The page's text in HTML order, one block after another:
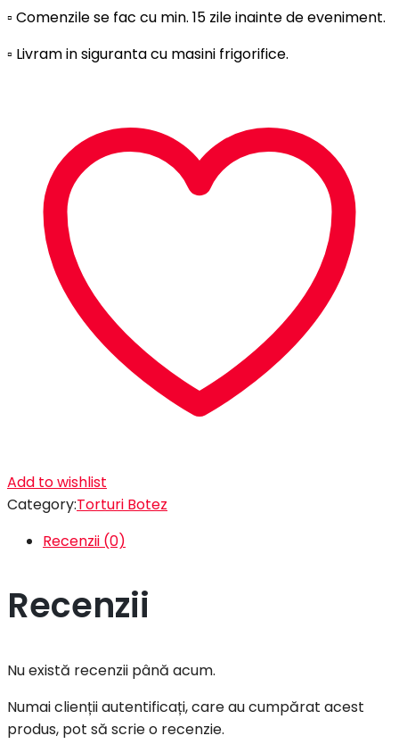
▫️ Comenzile se fac cu min. 15 zile inainte de eveniment.
▫️ Livram in siguranta cu masini frigorifice.
Add to wishlist
Category:Torturi Botez
Recenzii (0)
Recenzii
Nu există recenzii până acum.
Numai clienții autentificați, care au cumpărat acest
produs, pot să scrie o recenzie.